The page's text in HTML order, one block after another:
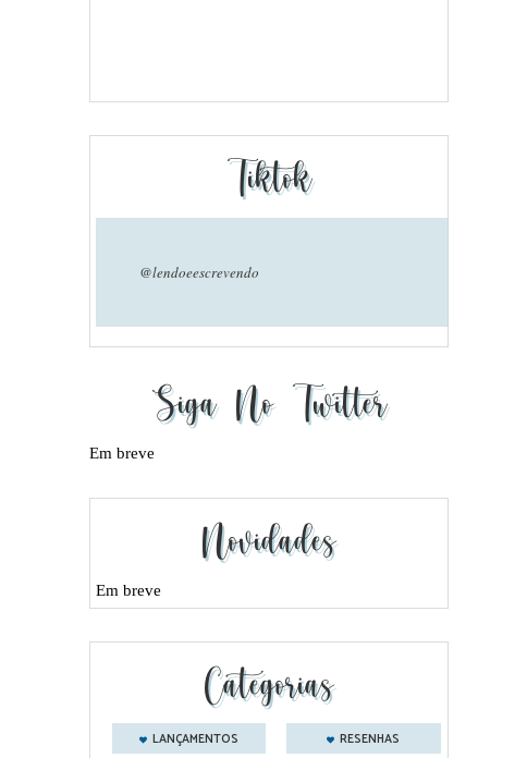
Tiktok
@lendoeescrevendo
Siga No Twitter
Em breve
Novidades
Em breve
Categorias
LANÇAMENTOS RESENHAS